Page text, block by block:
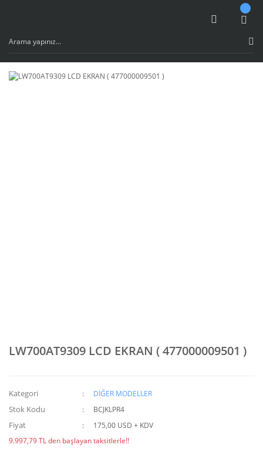
LW700AT9309 LCD EKRAN ( 477000009501 )
Kategori DİĞER MODELLER
Stok Kodu BCJKLPR4
Fiyat
175,00 USD + KDV
9.997,79 TL den başlayan taksitlerle!!